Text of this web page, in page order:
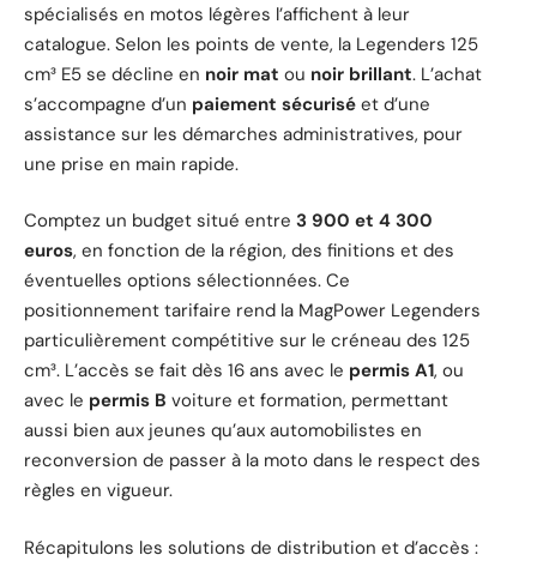
spécialisés en motos légères l’affichent à leur
catalogue. Selon les points de vente, la Legenders 125
cm³ E5 se décline en noir mat ou noir brillant. L’achat
s’accompagne d’un paiement sécurisé et d’une
assistance sur les démarches administratives, pour
une prise en main rapide.
Comptez un budget situé entre 3 900 et 4 300
euros, en fonction de la région, des finitions et des
éventuelles options sélectionnées. Ce
positionnement tarifaire rend la MagPower Legenders
particulièrement compétitive sur le créneau des 125
cm³. L’accès se fait dès 16 ans avec le permis A1, ou
avec le permis B voiture et formation, permettant
aussi bien aux jeunes qu’aux automobilistes en
reconversion de passer à la moto dans le respect des
règles en vigueur.
Récapitulons les solutions de distribution et d’accès :